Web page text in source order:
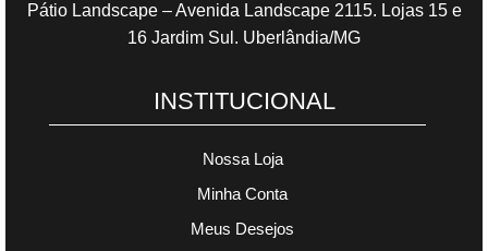
Pátio Landscape – Avenida Landscape 2115. Lojas 15 e
16 Jardim Sul. Uberlândia/MG
INSTITUCIONAL
Nossa Loja
Minha Conta
Meus Desejos